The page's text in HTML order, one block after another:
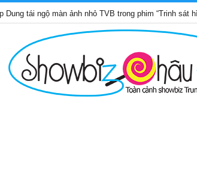
màn ảnh nhỏ TVB trong phim “Trinh sát hình sự 12”